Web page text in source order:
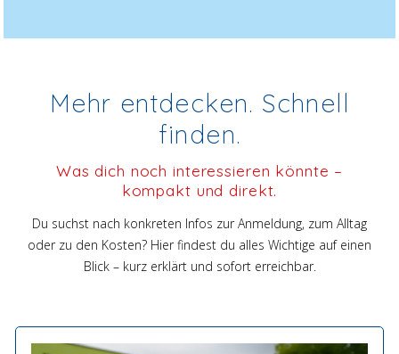
Mehr entdecken. Schnell
finden.
Was dich noch interessieren könnte –
kompakt und direkt.
Du suchst nach konkreten Infos zur Anmeldung, zum Alltag
oder zu den Kosten? Hier findest du alles Wichtige auf einen
Blick – kurz erklärt und sofort erreichbar.